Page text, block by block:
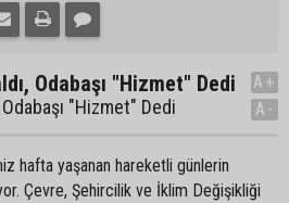
Odabaşı "Hizmet" Dedi
"Hizmet" Dedi
A+
A-
hafta yaşanan hareketli günlerin
Çevre, Şehircilik ve İklim Değişikliği